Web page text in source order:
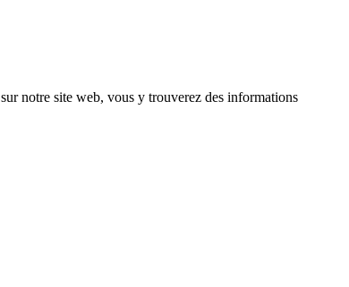
sur notre site web, vous y trouverez des informations